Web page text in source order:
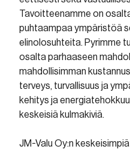
Tavoitteenamme on
puhtaampaa ympäristöä
elinolosuhteita. Pyrimme
osalta parhaaseen
mahdollisimman
terveys, turvallisuus ja
kehitys ja
keskeisiä kulmakiviä.
JM-Valu Oy:n